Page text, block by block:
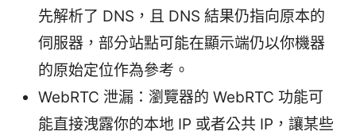
先解析了 DNS，且 DNS 結果仍指向原本的
伺服器，部分站點可能在顯示端仍以你機器
的原始定位作為參考。
WebRTC 泄漏：瀏覽器的 WebRTC 功能可
能直接洩露你的本地 IP 或者公共 IP，讓某些